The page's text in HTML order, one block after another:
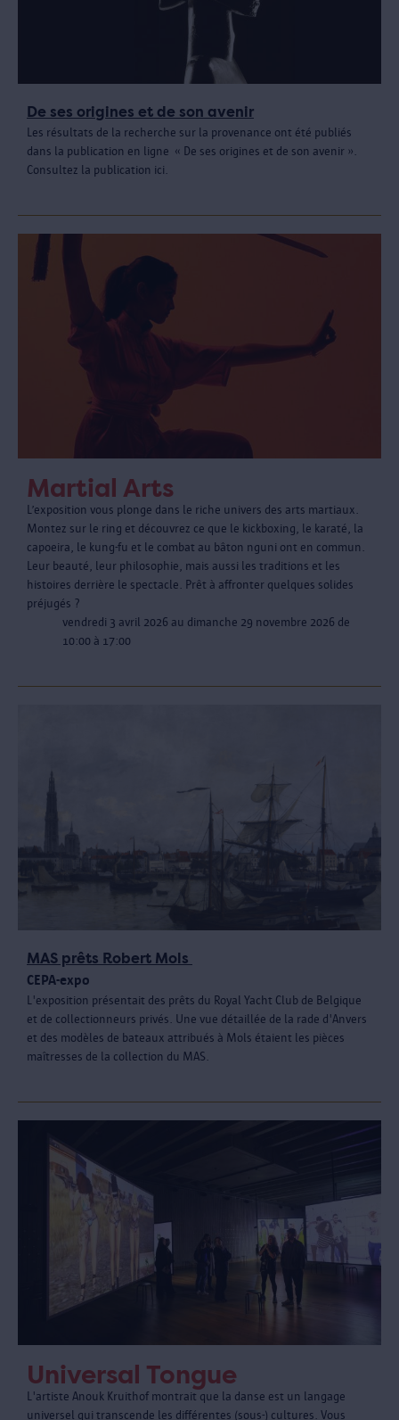
De ses origines et de son avenir
Les résultats de la recherche sur la provenance ont été publiés
dans la publication en ligne « De ses origines et de son avenir ».
Consultez la publication ici.
Martial Arts
L’exposition vous plonge dans le riche univers des arts martiaux.
Montez sur le ring et découvrez ce que le kickboxing, le karaté, la
capoeira, le kung-fu et le combat au bâton nguni ont en commun.
Leur beauté, leur philosophie, mais aussi les traditions et les
histoires derrière le spectacle. Prêt à affronter quelques solides
préjugés ?
vendredi 3 avril 2026 au dimanche 29 novembre 2026 de
10:00 à 17:00
MAS prêts Robert Mols
CEPA-expo
L'exposition présentait des prêts du Royal Yacht Club de Belgique
et de collectionneurs privés. Une vue détaillée de la rade d'Anvers
et des modèles de bateaux attribués à Mols étaient les pièces
maîtresses de la collection du MAS.
Universal Tongue
L'artiste Anouk Kruithof montrait que la danse est un langage
universel qui transcende les différentes (sous-) cultures. Vous